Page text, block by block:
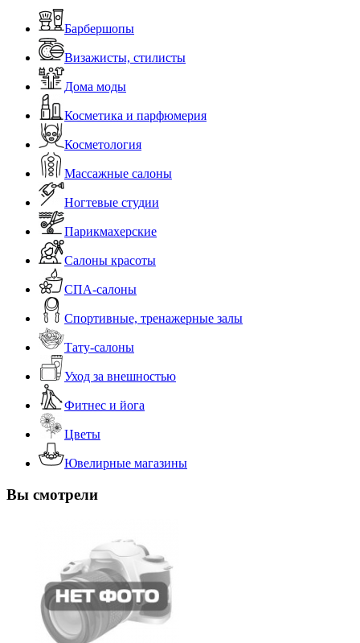
Барбершопы
Визажисты, стилисты
Дома моды
Косметика и парфюмерия
Косметология
Массажные салоны
Ногтевые студии
Парикмахерские
Салоны красоты
СПА-салоны
Спортивные, тренажерные залы
Тату-салоны
Уход за внешностью
Фитнес и йога
Цветы
Ювелирные магазины
Вы смотрели